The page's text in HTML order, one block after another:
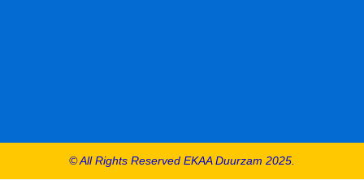
© All Rights Reserved EKAA Duurzam 2025.